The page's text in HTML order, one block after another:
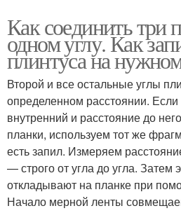
Как соединить три
одном углу. Как
плинтуса на
Второй и все остальные углы
определенном расстоянии.
внутренний и расстояние до
планки, используем тот же
есть запил. Измеряем
— строго от угла до угла. Затем
откладывают на планке при
Начало мерной ленты